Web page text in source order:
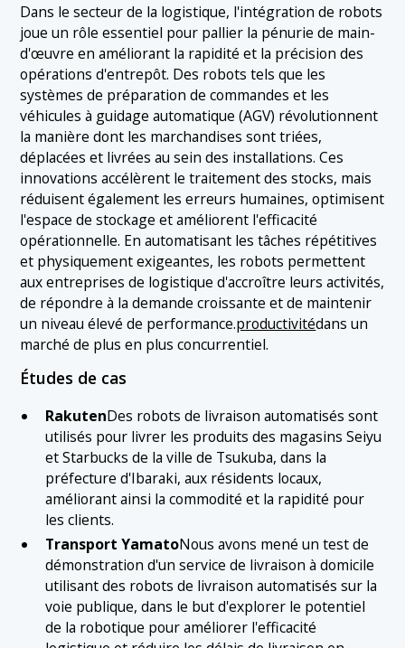
Dans le secteur de la logistique, l'intégration de robots
joue un rôle essentiel pour pallier la pénurie de main-
d'œuvre en améliorant la rapidité et la précision des
opérations d'entrepôt. Des robots tels que les
systèmes de préparation de commandes et les
véhicules à guidage automatique (AGV) révolutionnent
la manière dont les marchandises sont triées,
déplacées et livrées au sein des installations. Ces
innovations accélèrent le traitement des stocks, mais
réduisent également les erreurs humaines, optimisent
l'espace de stockage et améliorent l'efficacité
opérationnelle. En automatisant les tâches répétitives
et physiquement exigeantes, les robots permettent
aux entreprises de logistique d'accroître leurs activités,
de répondre à la demande croissante et de maintenir
un niveau élevé de performance.productivitédans un
marché de plus en plus concurrentiel.
Études de cas
RakutenDes robots de livraison automatisés sont
utilisés pour livrer les produits des magasins Seiyu
et Starbucks de la ville de Tsukuba, dans la
préfecture d'Ibaraki, aux résidents locaux,
améliorant ainsi la commodité et la rapidité pour
les clients.
Transport YamatoNous avons mené un test de
démonstration d'un service de livraison à domicile
utilisant des robots de livraison automatisés sur la
voie publique, dans le but d'explorer le potentiel
de la robotique pour améliorer l'efficacité